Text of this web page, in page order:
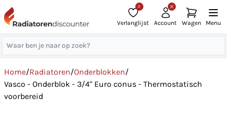
0
Verlanglijst Account Wagen Menu
Home/Radiatoren/Onderblokken/
Vasco - Onderblok - 3/4" Euro conus - Thermostatisch
voorbereid